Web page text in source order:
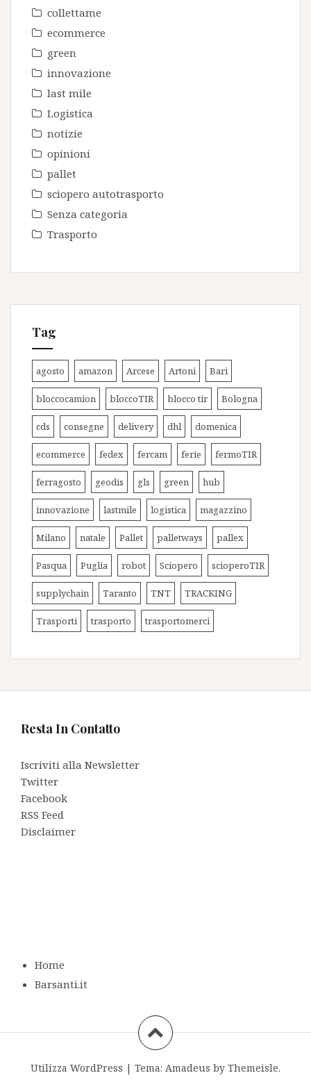
collettame
ecommerce
green
innovazione
last mile
Logistica
notizie
opinioni
pallet
sciopero autotrasporto
Senza categoria
Trasporto
Tag
agosto amazon Arcese Artoni Bari
bloccocamion bloccoTIR blocco tir Bologna
cds consegne delivery dhl domenica
ecommerce fedex fercam ferie fermoTIR
ferragosto geodis gls green hub
innovazione lastmile logistica magazzino
Milano natale Pallet palletways pallex
Pasqua Puglia robot Sciopero scioperoTIR
supplychain Taranto TNT TRACKING
Trasporti trasporto trasportomerci
Resta In Contatto
Iscriviti alla Newsletter
Twitter
Facebook
RSS Feed
Disclaimer
Home
Barsanti.it
Utilizza WordPress | Tema: Amadeus by Themeisle.